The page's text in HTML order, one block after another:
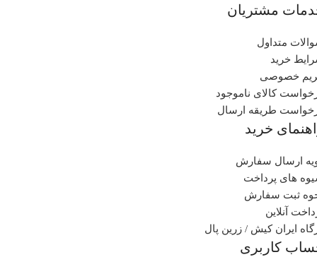
مشتریان
متداول
خرید
خصوصی
کالای ناموجود
طریقه ارسال
خرید
ارسال سفارش
های پرداخت
ثبت سفارش
آنلاین
ایران کیش / زرین پال
کاربری